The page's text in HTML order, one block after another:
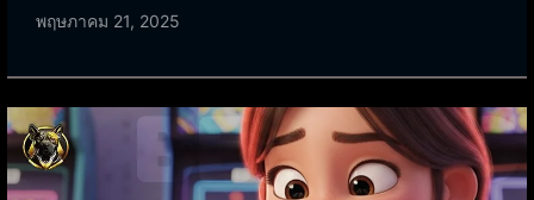
พฤษภาคม 21, 2025